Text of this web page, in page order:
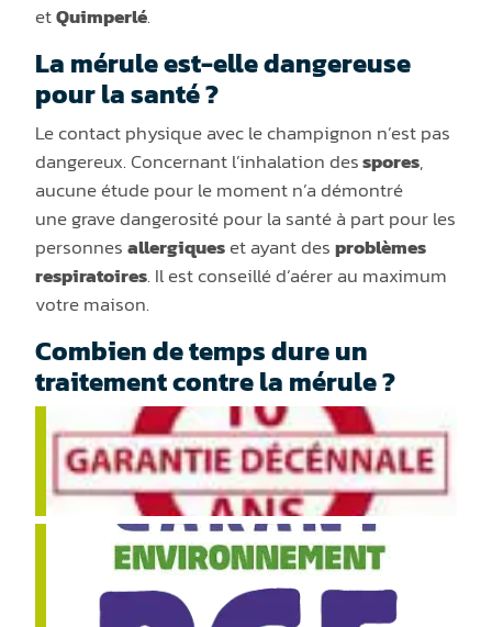
etQuimperlé.
La mérule est-elle dangereuse
pour la santé ?
Le contact physique avec le champignon n’est pas
dangereux. Concernant l’inhalation desspores,
aucune étude pour le moment n’a démontré
une grave dangerosité pour la santé à part pour les
personnesallergiqueset ayant desproblèmes
respiratoires. Il est conseillé d’aérer au maximum
votre maison.
Combien de temps dure un
traitement contre la mérule ?